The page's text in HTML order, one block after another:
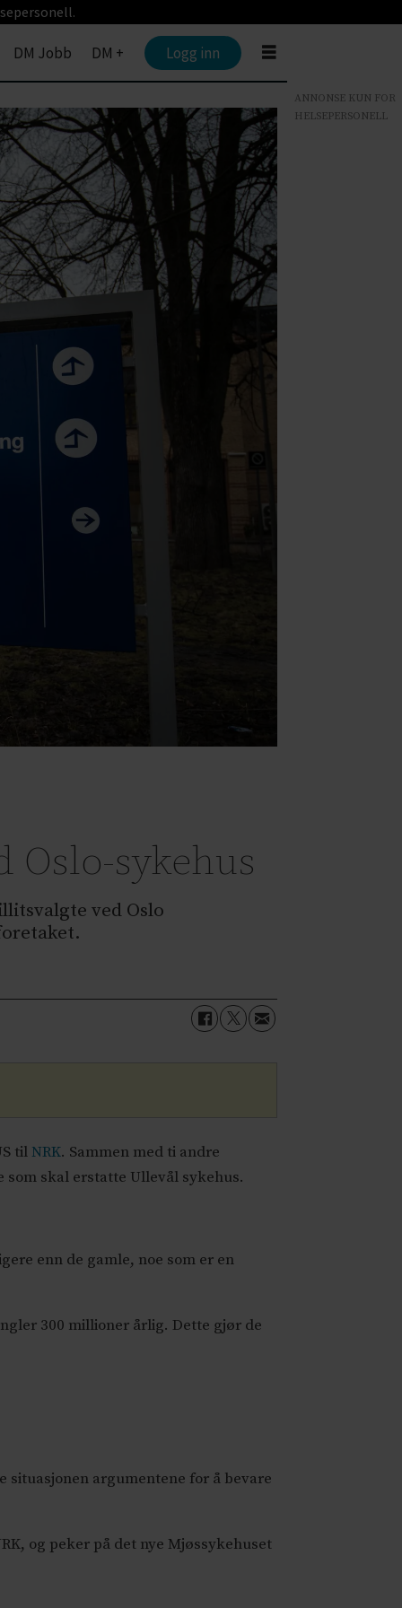
DM Jobb DM + Logg inn
sykehus
ved Oslo
til NRK. Sammen med ti andre
skal erstatte Ullevål sykehus.
enn de gamle, noe som er en
300 millioner årlig. Dette gjør de
argumentene for å bevare
og peker på det nye Mjøssykehuset
ANNONSE KUN FOR
HELSEPERSONELL